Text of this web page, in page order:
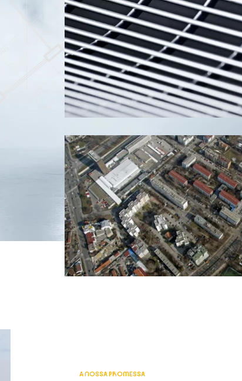
A NOSSA PROMESSA